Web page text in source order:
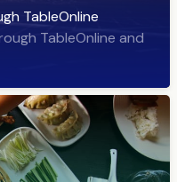
TableOnline
TableOnline and